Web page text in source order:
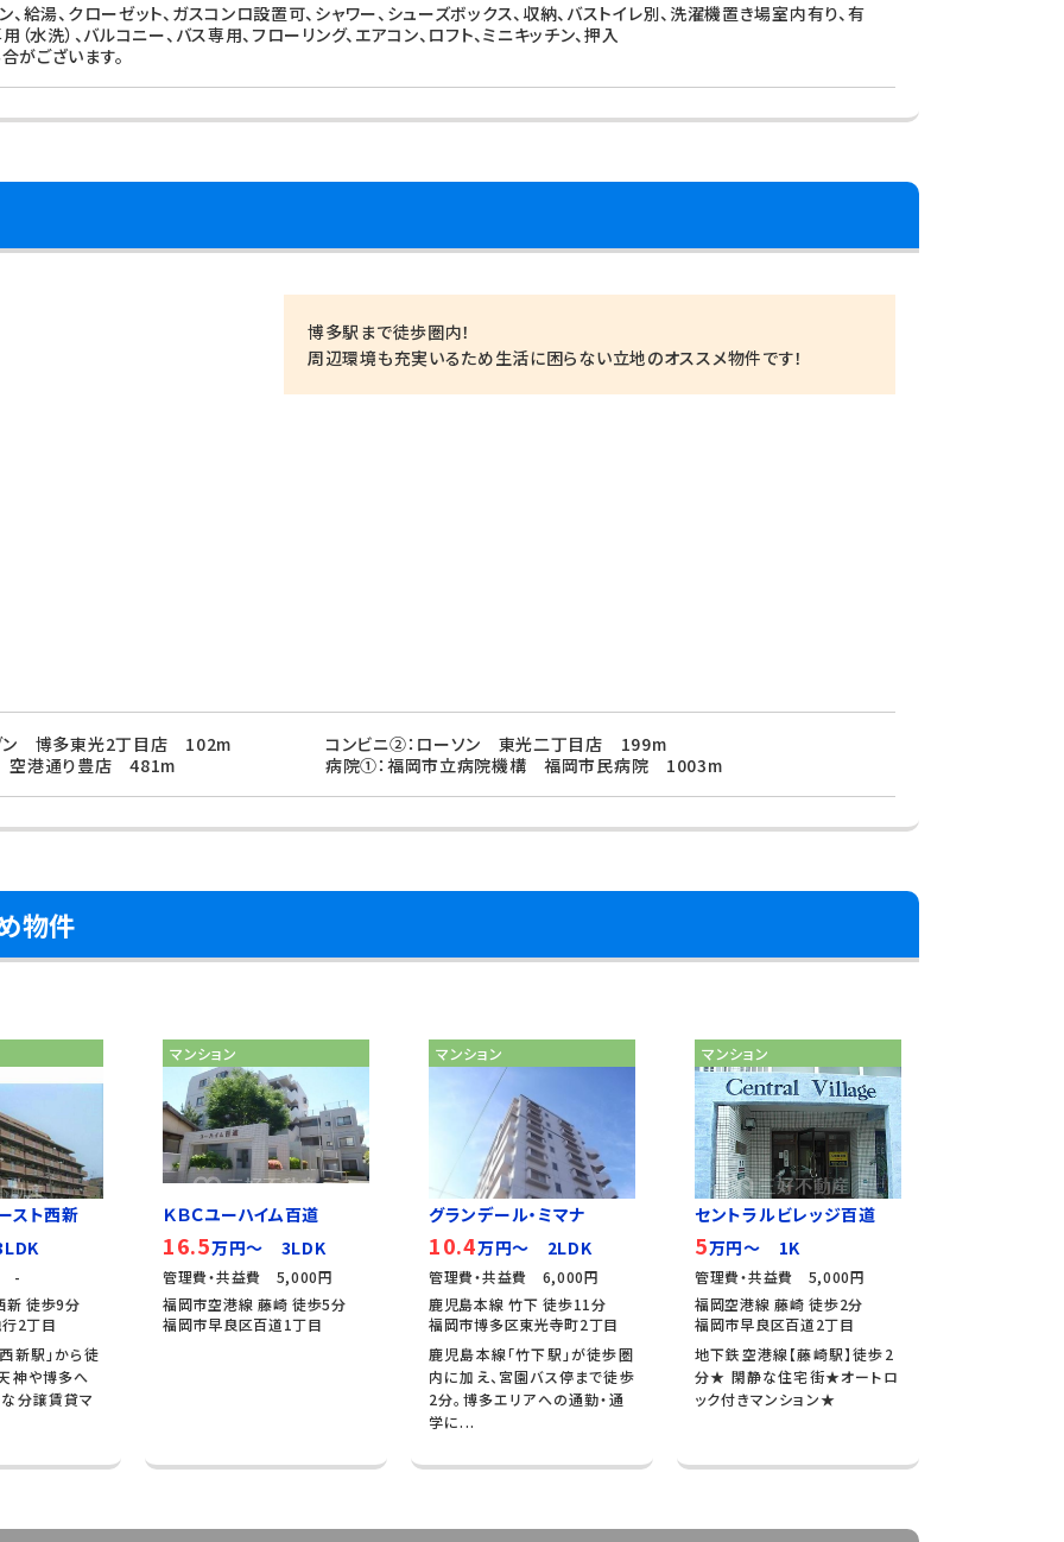
、給湯、クローゼット、ガスコンロ設置可、シャワー、シューズボックス、収納、バストイレ別、洗濯機置き場室内有り、有
用（水洗）、バルコニー、バス専用、フローリング、エアコン、ロフト、ミニキッチン、押入
がございます。
博多駅まで徒歩圏内！
周辺環境も充実いるため生活に困らない立地のオススメ物件です！
ン 博多東光2丁目店 102m
コンビニ②：ローソン 東光二丁目店 199m
空港通り豊店 481m
病院①：福岡市立病院機構 福岡市民病院 1003m
物件
スト西新
-
新 徒歩9分
2丁目
新駅」から徒
神や博多へ
分譲賃貸マ
マンション
ＫＢＣユーハイム百道
16.5万円～ 3LDK
管理費・共益費 5,000円
福岡市空港線 藤崎 徒歩5分
福岡市早良区百道1丁目
マンション
グランデール・ミマナ
10.4万円～ 2LDK
管理費・共益費 6,000円
鹿児島本線 竹下 徒歩11分
福岡市博多区東光寺町2丁目
鹿児島本線「竹下駅」が徒歩圏
内に加え、宮園バス停まで徒歩
2分。博多エリアへの通勤・通
学に...
マンション
セントラルビレッジ百道
5万円～ 1K
管理費・共益費 5,000円
福岡空港線 藤崎 徒歩2分
福岡市早良区百道2丁目
地下鉄空港線【藤崎駅】徒歩2
分★ 閑静な住宅街★オートロ
ック付きマンション★